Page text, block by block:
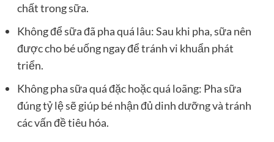
chất trong sữa.
Không để sữa đã pha quá lâu: Sau khi pha, sữa nên
được cho bé uống ngay để tránh vi khuẩn phát
triển.
Không pha sữa quá đặc hoặc quá loãng: Pha sữa
đúng tỷ lệ sẽ giúp bé nhận đủ dinh dưỡng và tránh
các vấn đề tiêu hóa.